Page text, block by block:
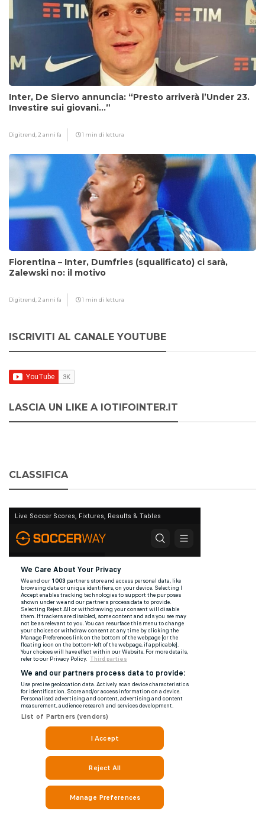
Inter, De Siervo annuncia: “Presto arriverà l’Under 23.
Investire sui giovani…”
Digitrend, 2 anni fa 1 min di lettura
Fiorentina – Inter, Dumfries (squalificato) ci sarà,
Zalewski no: il motivo
Digitrend, 2 anni fa 1 min di lettura
ISCRIVITI AL CANALE YOUTUBE
LASCIA UN LIKE A IOTIFOINTER.IT
CLASSIFICA